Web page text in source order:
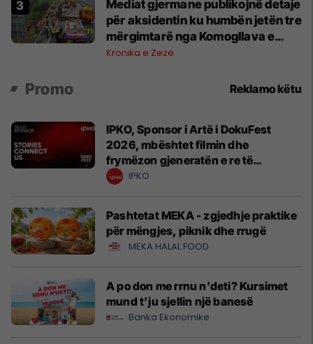
Mediat gjermane publikojnë detaje
për aksidentin ku humbën jetën tre
mërgimtarë nga Komogllava e
Ferizajt
Kronika e Zezë
Promo Reklamo këtu
IPKO, Sponsor i Artë i DokuFest
2026, mbështet filmin dhe
frymëzon gjeneratën e re të
krijuesve
IPKO
Pashtetat MEKA - zgjedhje praktike
për mëngjes, piknik dhe rrugë
MEKA HALAL FOOD
A po don me rrnu n’deti? Kursimet
mund t’ju sjellin një banesë
Banka Ekonomike